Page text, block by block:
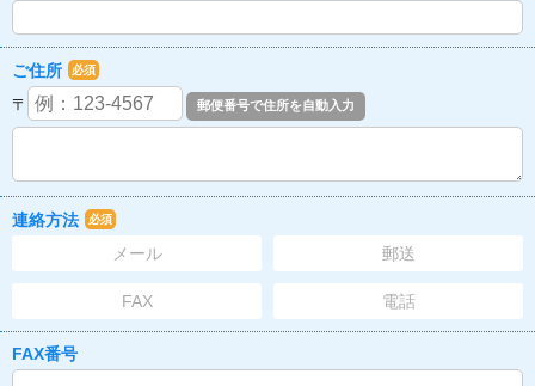
ご住所 必須
〒
連絡方法 必須
メール 郵送
FAX 電話
FAX番号